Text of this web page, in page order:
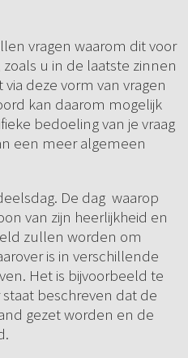
vragen waarom dit voor
u in de laatste zinnen
deze vorm van vragen
kan daarom mogelijk
bedoeling van je vraag
een meer algemeen
De dag waarop
van zijn heerlijkheid en
zullen worden om
is in verschillende
Het is bijvoorbeeld te
beschreven dat de
gezet worden en de